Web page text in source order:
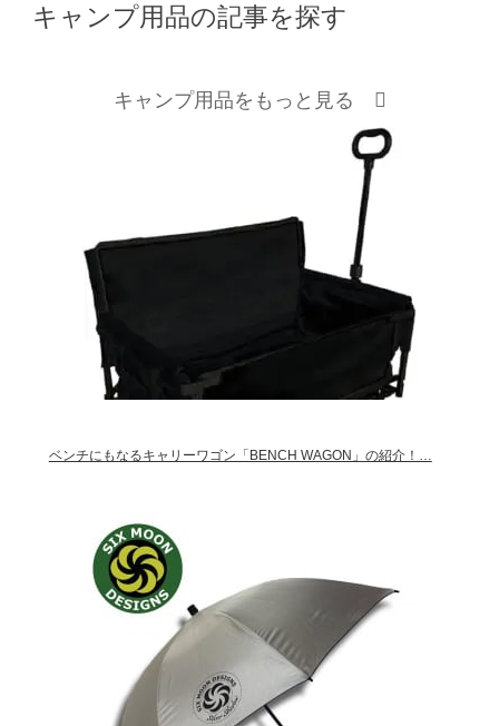
キャンプ用品の記事を探す
キャンプ用品をもっと見る
ベンチにもなるキャリーワゴン「BENCH WAGON」の紹介！…